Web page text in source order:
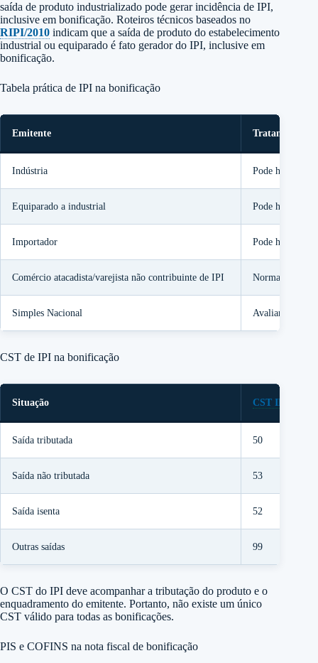
saída de produto industrializado pode gerar incidência de IPI,
inclusive em bonificação. Roteiros técnicos baseados no
RIPI/2010 indicam que a saída de produto do estabelecimento
industrial ou equiparado é fato gerador do IPI, inclusive em
bonificação.
Tabela prática de IPI na bonificação
Emitente Tratamento
Indústria Pode haver
Equiparado a industrial Pode haver
Importador Pode haver
Comércio atacadista/varejista não contribuinte de IPI Normalmente
Simples Nacional Avaliar
CST de IPI na bonificação
Situação CST IPI
Saída tributada 50
Saída não tributada 53
Saída isenta 52
Outras saídas 99
O CST do IPI deve acompanhar a tributação do produto e o
enquadramento do emitente. Portanto, não existe um único
CST válido para todas as bonificações.
PIS e COFINS na nota fiscal de bonificação